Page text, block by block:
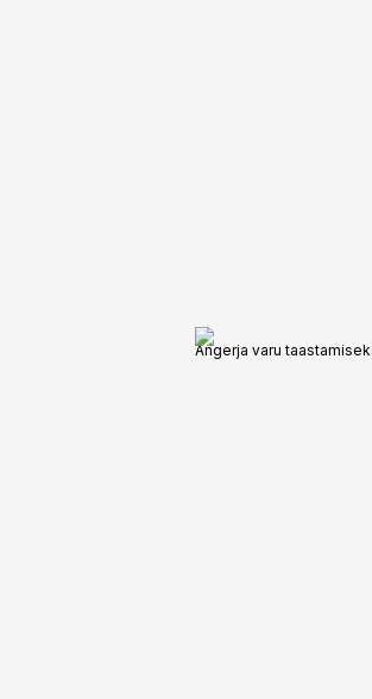
Angerja varu